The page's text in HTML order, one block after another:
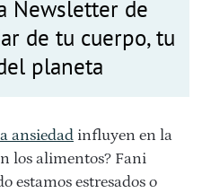
Newsletter de
de tu cuerpo, tu
planeta
ansiedad influyen en la
los alimentos? Fani
estamos estresados o